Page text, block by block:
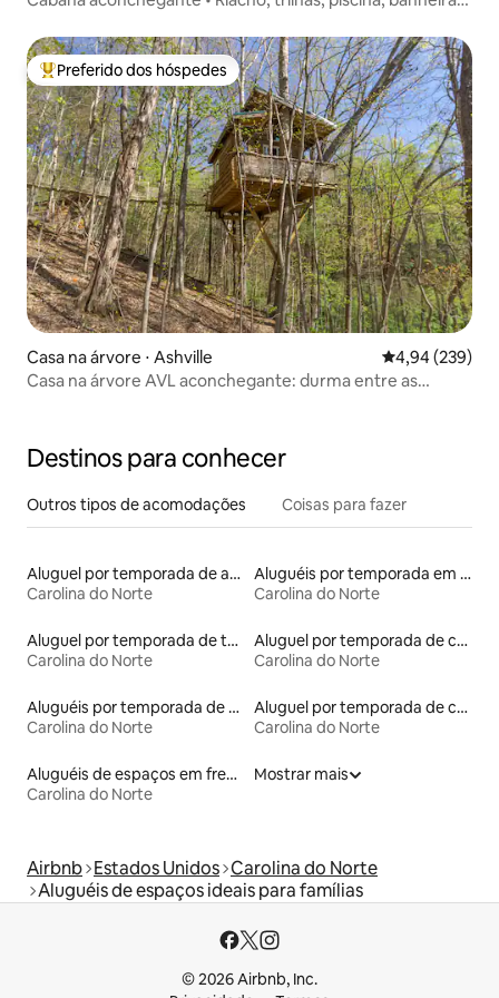
Entre os melhores preferidos dos hóspedes
Preferido dos hóspedes
Casa na árvore ⋅ Ashville 4,94 de uma
4,94 (239)
Casa na árvore AVL aconchegante: durma entre as
Destinos para conhecer
Outros tipos de acomodações Coisas para fazer
Aluguel por temporada de apart-hotéis
Carolina do Norte
Aluguéis por temporada em acampamentos
Carolina do Norte
Aluguel por temporada de tendas
Carolina do Norte
Aluguel por temporada de castelos
Carolina do Norte
Aluguéis por temporada de acomodações de luxo
Carolina do Norte
Aluguel por temporada de casas de hóspedes
Carolina do Norte
Aluguéis de espaços em frente à praia
Carolina do Norte
Mostrar mais
Airbnb Estados Unidos Carolina do Norte
Aluguéis de espaços ideais para famílias
© 2026 Airbnb, Inc.